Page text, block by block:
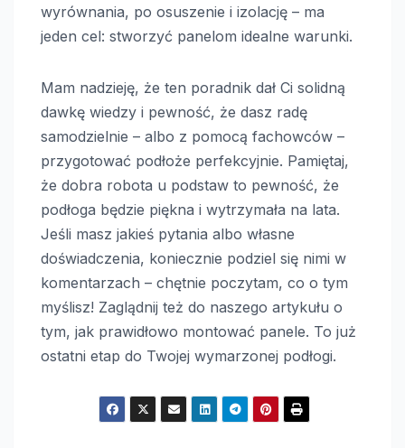
wyrównania, po osuszenie i izolację – ma
jeden cel: stworzyć panelom idealne warunki.
Mam nadzieję, że ten poradnik dał Ci solidną
dawkę wiedzy i pewność, że dasz radę
samodzielnie – albo z pomocą fachowców –
przygotować podłoże perfekcyjnie. Pamiętaj,
że dobra robota u podstaw to pewność, że
podłoga będzie piękna i wytrzymała na lata.
Jeśli masz jakieś pytania albo własne
doświadczenia, koniecznie podziel się nimi w
komentarzach – chętnie poczytam, co o tym
myślisz! Zaglądnij też do naszego artykułu o
tym, jak prawidłowo montować panele. To już
ostatni etap do Twojej wymarzonej podłogi.